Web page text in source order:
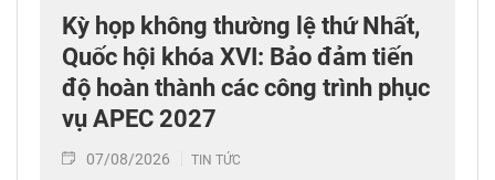
Kỳ họp không thường lệ thứ Nhất,
Quốc hội khóa XVI: Bảo đảm tiến
độ hoàn thành các công trình phục
vụ APEC 2027
07/08/2026 TIN TỨC